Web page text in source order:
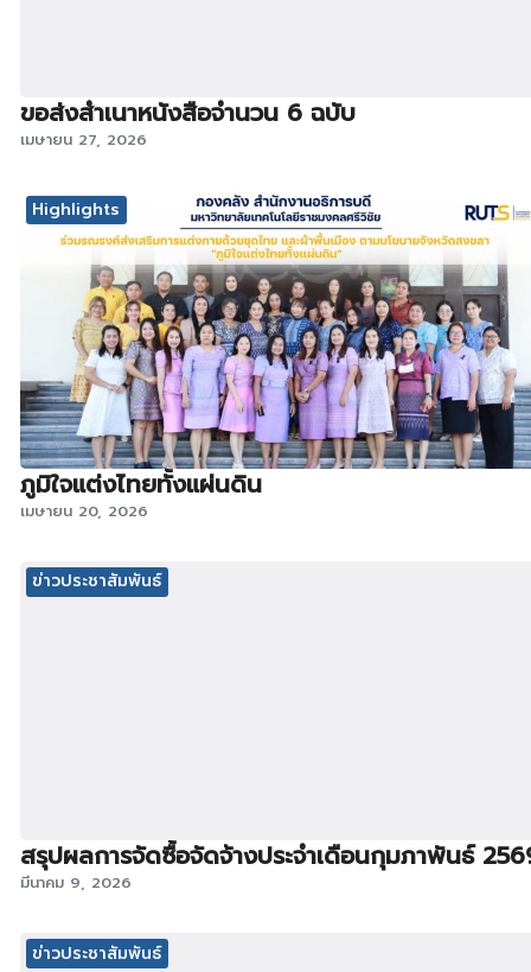
ขอส่งสำเนาหนังสือจำนวน 6 ฉบับ
เมษายน 27, 2026
Highlights
ภูมิใจแต่งไทยทั้งแผ่นดิน
เมษายน 20, 2026
ข่าวประชาสัมพันธ์
สรุปผลการจัดซื้อจัดจ้างประจำเดือนกุมภาพันธ์
มีนาคม 9, 2026
ข่าวประชาสัมพันธ์